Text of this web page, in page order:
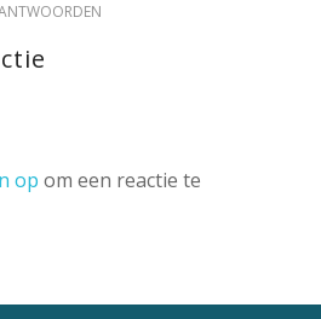
op om een reactie te